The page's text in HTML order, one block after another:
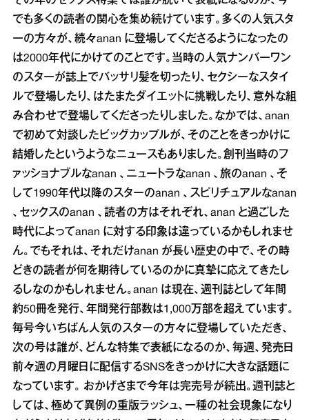
でも多くの読者の関心を集め続けています。多くの人気スタ
ーの方々が、続々anan に登場してくださるようになったの
は2000年代にかけてのことです。当時の人気ナンバーワン
のスターが誌上でバッサリ髪を切ったり、セクシーなスタイ
ルで登場したり、はたまたダイエットに挑戦したり、意外な組
み合わせで登場してくださったりしました。なかでは、anan
で初めて対談したビッグカップルが、そのことをきっかけに
結婚したというようなニュースもありました。創刊当時のフ
ァッショナブルなanan 、ニュートラなanan 、旅のanan 、そ
して1990年代以降のスターのanan 、スピリチュアルなanan
、セックスのanan 、読者の方はそれぞれ、anan と過ごした
時代によってanan に対する印象は違っているかもしれませ
ん。でもそれは、それだけanan が長い歴史の中で、その時
どきの読者が何を期待しているのかに真摯に応えてきたし
るしなのかもしれません。anan は現在、週刊誌として年間
約50冊を発行、年間発行部数は1,000万部を超えています。
毎号今いちばん人気のスターの方々に登場していただき、
次の号は誰が、どんな特集で表紙になるのか、毎週、発売日
前々週の月曜日に配信するSNSをきっかけに大きな話題に
なっています。 おかげさまで今年は完売号が続出。週刊誌と
しては、極めて異例の重版ラッシュ、一種の社会現象になり